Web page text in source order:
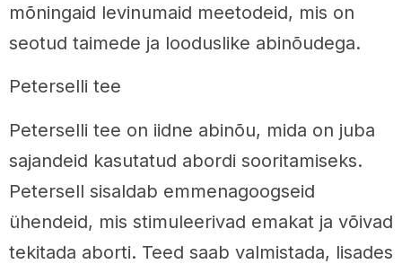
mõningaid levinumaid meetodeid, mis on
seotud taimede ja looduslike abinõudega.
Peterselli tee
Peterselli tee on iidne abinõu, mida on juba
sajandeid kasutatud abordi sooritamiseks.
Petersell sisaldab emmenagoogseid
ühendeid, mis stimuleerivad emakat ja võivad
tekitada aborti. Teed saab valmistada, lisades